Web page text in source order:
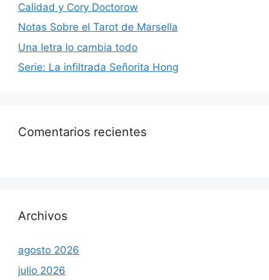
Calidad y Cory Doctorow
Notas Sobre el Tarot de Marsella
Una letra lo cambia todo
Serie: La infiltrada Señorita Hong
Comentarios recientes
Archivos
agosto 2026
julio 2026